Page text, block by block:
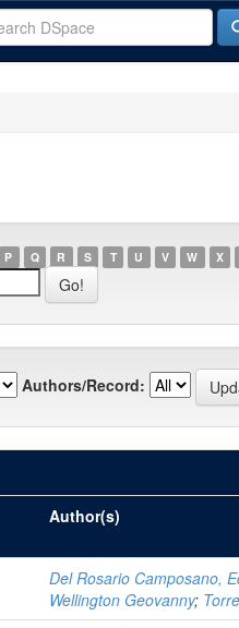
P Q R S T U V W X
Authors/Record:
Author(s)
Del Rosario Camposano,
Wellington Geovanny;